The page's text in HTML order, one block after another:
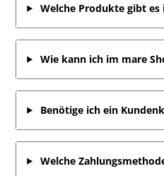
Welche Produkte gibt es
Wie kann ich im mare
Benötige ich ein
Welche